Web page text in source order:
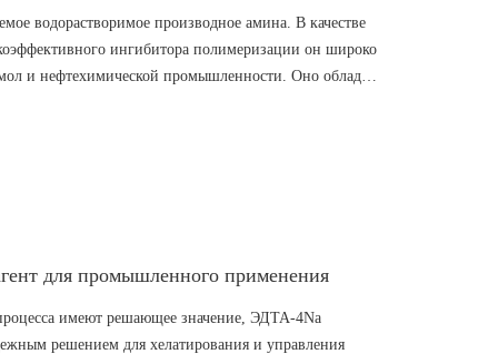
водорастворимое производное амина. В качестве
ингибитора полимеризации он широко
и нефтехимической промышленности. Оно обладает
смолы, нефтепромысловых объектов и многого
для промышленного применения
имеют решающее значение, ЭДТА-4Na
решением для хелатирования и управления